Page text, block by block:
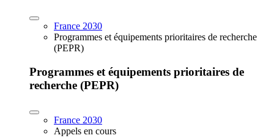
France 2030
Programmes et équipements prioritaires de recherche
(PEPR)
Programmes et équipements prioritaires de
recherche (PEPR)
France 2030
Appels en cours